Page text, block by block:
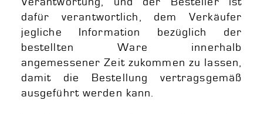
dafür verantwortlich, dem Verkäufer
jegliche Information bezüglich der
bestellten Ware innerhalb
angemessener Zeit zukommen zu lassen,
damit die Bestellung vertragsgemäß
ausgeführt werden kann.